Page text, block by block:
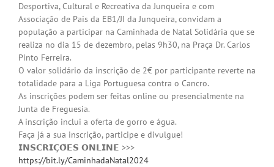
Desportiva, Cultural e Recreativa da Junqueira e com
Associação de Pais da EB1/JI da Junqueira, convidam a
população a participar na Caminhada de Natal Solidária que se
realiza no dia 15 de dezembro, pelas 9h30, na Praça Dr. Carlos
Pinto Ferreira.
O valor solidário da inscrição de 2€ por participante reverte na
totalidade para a Liga Portuguesa contra o Cancro.
As inscrições podem ser feitas online ou presencialmente na
Junta de Freguesia.
A inscrição inclui a oferta de gorro e água.
Faça já a sua inscrição, participe e divulgue!
𝗜𝗡𝗦𝗖𝗥𝗜𝗖̧𝗢̃𝗘𝗦 𝗢𝗡𝗟𝗜𝗡𝗘 >>>
https://bit.ly/CaminhadaNatal2024